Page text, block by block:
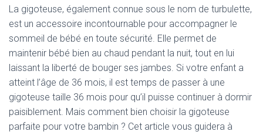
La gigoteuse, également connue sous le nom de turbulette,
est un accessoire incontournable pour accompagner le
sommeil de bébé en toute sécurité. Elle permet de
maintenir bébé bien au chaud pendant la nuit, tout en lui
laissant la liberté de bouger ses jambes. Si votre enfant a
atteint l’âge de 36 mois, il est temps de passer à une
gigoteuse taille 36 mois pour qu’il puisse continuer à dormir
paisiblement. Mais comment bien choisir la gigoteuse
parfaite pour votre bambin ? Cet article vous guidera à